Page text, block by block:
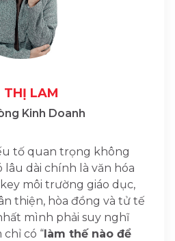
THỊ LAM
Kinh Doanh
tố quan trọng không
dài chính là văn hóa
môi trường giáo dục,
thiện, hòa đồng và tử tế
mình phải suy nghĩ
có “làm thế nào để